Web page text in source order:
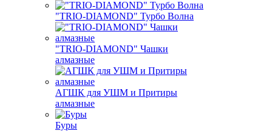
"TRIO-DIAMOND" Турбо Волна
"TRIO-DIAMOND" Чашки
алмазные
АГШК для УШМ и Притиры
алмазные
Буры